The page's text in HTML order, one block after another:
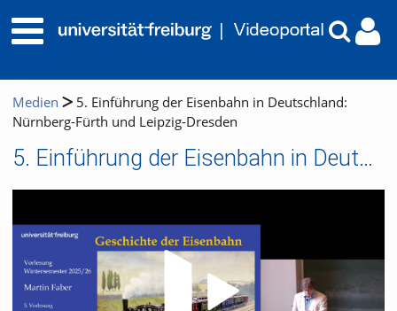
Medien
5. Einführung der Eisenbahn in Deutschland:
Nürnberg-Fürth und Leipzig-Dresden
5. Einführung der Eisenbahn in Deutschland: Nürnberg-Fürth und Leipzig-Dresden